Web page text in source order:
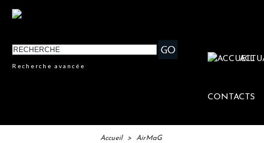
Recherche avancée
CONTACTS
Accueil > AirMaG